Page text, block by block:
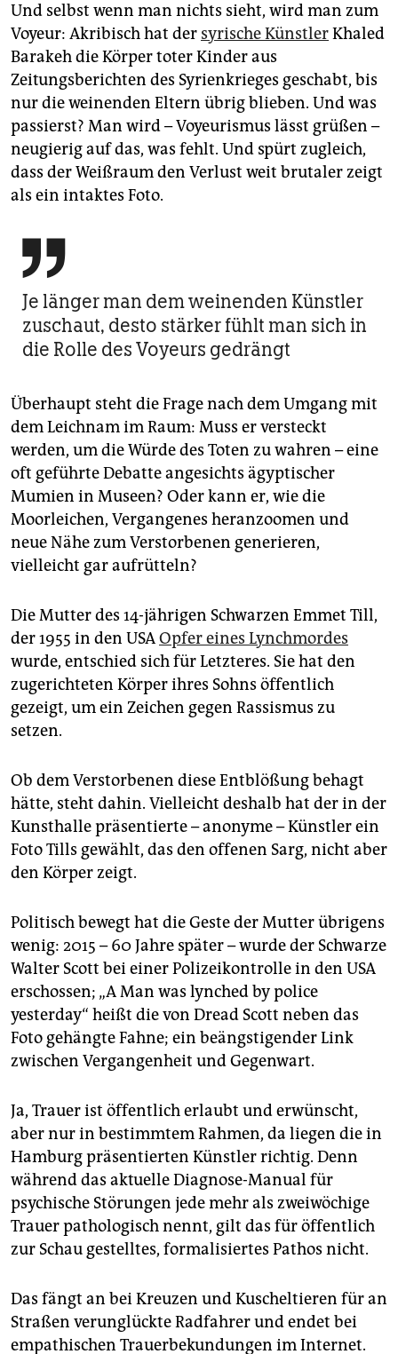
Und selbst wenn man nichts sieht, wird man zum
Voyeur: Akribisch hat der syrische KünstlerKhaled
Barakeh die Körper toter Kinder aus
Zeitungsberichten des Syrienkrieges geschabt, bis
nur die weinenden Eltern übrig blieben. Und was
passierst? Man wird – Voyeurismus lässt grüßen –
neugierig auf das, was fehlt. Und spürt zugleich,
dass der Weißraum den Verlust weit brutaler zeigt
als ein intaktes Foto.

Je länger man dem weinenden Künstler
zuschaut, desto stärker fühlt man sich in
die Rolle des Voyeurs gedrängt
Überhaupt steht die Frage nach dem Umgang mit
dem Leichnam im Raum: Muss er versteckt
werden, um die Würde des Toten zu wahren – eine
oft geführte Debatte angesichts ägyptischer
Mumien in Museen? Oder kann er, wie die
Moorleichen, Vergangenes heranzoomen und
neue Nähe zum Verstorbenen generieren,
vielleicht gar aufrütteln?
Die Mutter des 14-jährigen Schwarzen Emmet Till,
der 1955 in den USAOpfer eines Lynchmordes
wurde, entschied sich für Letzteres. Sie hat den
zugerichteten Körper ihres Sohns öffentlich
gezeigt, um ein Zeichen gegen Rassismus zu
setzen.
Ob dem Verstorbenen diese Entblößung behagt
hätte, steht dahin. Vielleicht deshalb hat der in der
Kunsthalle präsentierte – anonyme – Künstler ein
Foto Tills gewählt, das den offenen Sarg, nicht aber
den Körper zeigt.
Politisch bewegt hat die Geste der Mutter übrigens
wenig: 2015 – 60 Jahre später – wurde der Schwarze
Walter Scott bei einer Polizeikontrolle in den USA
erschossen; „A Man was lynched by police
yesterday“ heißt die von Dread Scott neben das
Foto gehängte Fahne; ein beängstigender Link
zwischen Vergangenheit und Gegenwart.
Ja, Trauer ist öffentlich erlaubt und erwünscht,
aber nur in bestimmtem Rahmen, da liegen die in
Hamburg präsentierten Künstler richtig. Denn
während das aktuelle Diagnose-Manual­ für
psychische Störungen jede mehr als zweiwöchige
Trauer pathologisch nennt, gilt das für öffentlich
zur Schau gestelltes, formalisiertes Pathos nicht.
Das fängt an bei Kreuzen und Kuscheltieren für an
Straßen verunglückte Radfahrer und endet bei
empathischen Trauerbekundungen im Internet.